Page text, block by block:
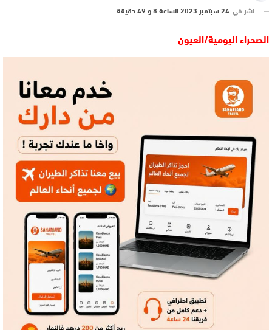
نشر في 24 سبتمبر 2023 الساعة 8 و 49 دقيقة
الصحراء اليومية/العيون